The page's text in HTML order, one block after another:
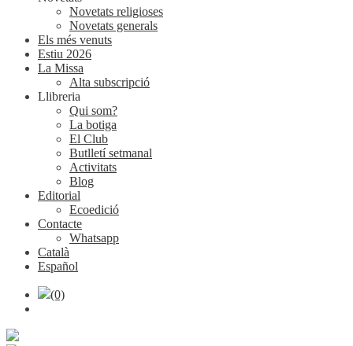
Novetats religioses
Novetats generals
Els més venuts
Estiu 2026
La Missa
Alta subscripció
Llibreria
Qui som?
La botiga
El Club
Butlletí setmanal
Activitats
Blog
Editorial
Ecoedició
Contacte
Whatsapp
Català
Español
(0)